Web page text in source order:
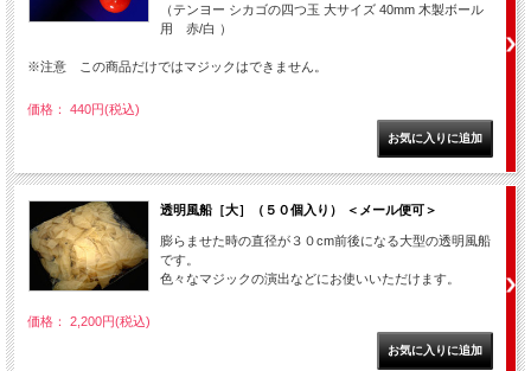
（テンヨー シカゴの四つ玉 大サイズ 40mm 木製ボール
用 赤/白 ）
※注意 この商品だけではマジックはできません。
価格： 440円(税込)
透明風船［大］（５０個入り） ＜メール便可＞
膨らませた時の直径が３０cm前後になる大型の透明風船
です。
色々なマジックの演出などにお使いいただけます。
価格： 2,200円(税込)